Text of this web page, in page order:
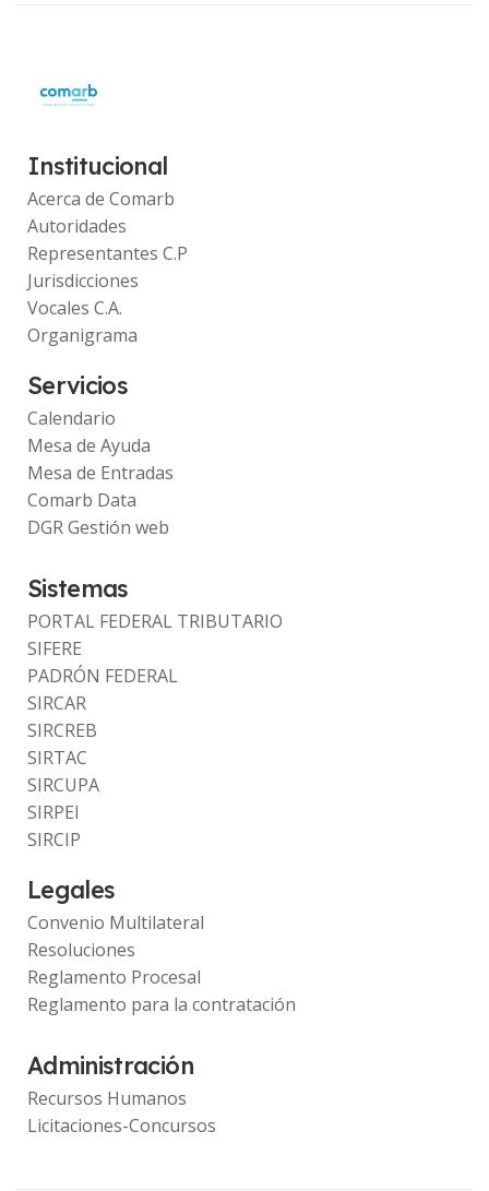
Institucional
Acerca de Comarb
Autoridades
Representantes C.P
Jurisdicciones
Vocales C.A.
Organigrama
Servicios
Calendario
Mesa de Ayuda
Mesa de Entradas
Comarb Data
DGR Gestión web
Sistemas
PORTAL FEDERAL TRIBUTARIO
SIFERE
PADRÓN FEDERAL
SIRCAR
SIRCREB
SIRTAC
SIRCUPA
SIRPEI
SIRCIP
Legales
Convenio Multilateral
Resoluciones
Reglamento Procesal
Reglamento para la contratación
Administración
Recursos Humanos
Licitaciones-Concursos